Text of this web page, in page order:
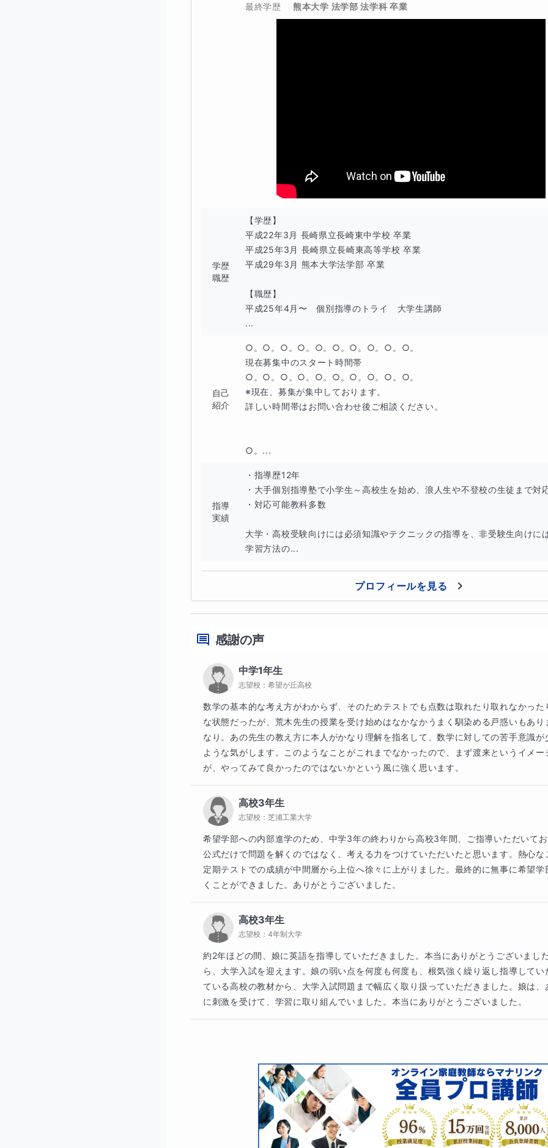
答えを丸ごと教えるのではなく、考えるヒントを渡して少しずつ解決していきま
も質問できますので、迷ったらまずは聞いてみましょう！
■この指導コースの特徴
「英文の構造把握」
を目標として授業を進行していきます。
方」からスタートして英文のルールのマスターを目指し、時制に入っていきます
「接続詞」っていう言葉を聞くと脳内が？でいっぱいになる人も、大抵の場合は
「時制」の理解ができていません。この辺りの英文法のマスターをまずは目指し
そうやって、英文の構造をきちんと「英文法」からやり直すことで、英文を英文
なる手がかりを掴んでいきましょう。いちいち日本語に直せないと読めない人は
ないが故に、英文の構造が見えてないだけなのです。あなたは”I played
いち日本語に直さないと読めませんか？そんなことはないはずです。これがその
「どこに」「どんな情報が」置かれているのかを理解しているからに他なりませ
でも理解できるようになろう！というのがこのコースの最大のテーマです。
特に、大学入試では文章を素早く理解する能力が必要とされています。英文の理
で点数を失ってしまうのです。速読力を鍛える、というわけではありませんが少
読んでいる場合ではありません。英文を読むときに迷わずに読むだけの力を一緒
■指導方針・使用教材
このコースでは理解度に関わらず、「5文型」からやり直していきます。難しい
の理解はもっとずっと後にやるべきことです。また、教材は相談して決めていき
「英文法の量的な問題演習」を目的とした参考書は使用致しません。とにかく基
また、決して受け身にならない双方向の授業を目指しております。授業が進むに
ほうから学習する内容を決めていけるように授業の内外でフォローをしていきま
最終学歴
熊本大学 法学部 法学科 卒業
学歴
職歴
【学歴】
平成22年3月 長崎県立長崎東中学校 卒業
平成25年3月 長崎県立長崎東高等学校 卒業
平成29年3月 熊本大学法学部 卒業
【職歴】
平成25年4月〜　個別指導のトライ　大学生講師
...
自己
紹介
○。○。○。○。○。○。○。○。○。○。
現在募集中のスタート時間帯
○。○。○。○。○。○。○。○。○。○。
※現在、募集が集中しております。
詳しい時間帯はお問い合わせ後ご相談ください。
○。...
指導
実績
・指導歴12年
・大手個別指導塾で小学生～高校生を始め、浪人生や不登校の生徒まで対
・対応可能教科多数
大学・高校受験向けには必須知識やテクニックの指導を、非受験生向けに
学習方法の...
プロフィールを見る
感謝の声
中学1年生
志望校： 希望が丘高校
数学の基本的な考え方がわからず、そのためテストでも点数は取れたり取れなかった
な状態だったが、荒木先生の授業を受け始めはなかなかうまく馴染める戸惑いもあり
なり。あの先生の教え方に本人がかなり理解を指名して、数学に対しての苦手意識が
ような気がします。このようなことがこれまでなかったので、まず渡来というイメー
が、やってみて良かったのではないかという風に強く思います。
高校3年生
志望校： 芝浦工業大学
希望学部への内部進学のため、中学3年の終わりから高校3年間、ご指導いただいて
公式だけで問題を解くのではなく、考える力をつけていただいたと思います。熱心な
定期テストでの成績が中間層から上位へ徐々に上がりました。最終的に無事に希望学
くことができました。ありがとうございました。
高校3年生
志望校： 4年制大学
約2年ほどの間、娘に英語を指導していただきました。本当にありがとうございまし
ら、大学入試を迎えます。娘の弱い点を何度も何度も、根気強く繰り返し指導してい
ている高校の教材から、大学入試問題まで幅広く取り扱っていただきました。娘は、
に刺激を受けて、学習に取り組んでいました。本当にありがとうございました。